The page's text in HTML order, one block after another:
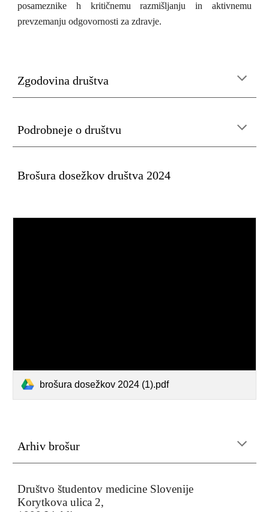
posameznike h kritičnemu razmišljanju in aktivnemu
prevzemanju odgovornosti za zdravje.
Zgodovina društva
Podrobneje o društvu
Brošura dosežkov društva 2024
brošura dosežkov 2024 (1).pdf
Arhiv brošur
Društvo študentov medicine Slovenije
Korytkova ulica 2,